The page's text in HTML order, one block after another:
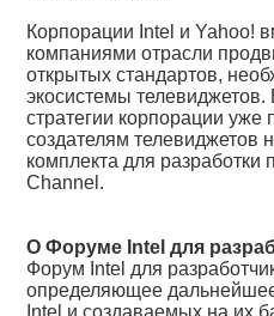
Корпорации Intel и Yahoo!
компаниями отрасли
открытых стандартов,
экосистемы
стратегии корпорации
создателям телевиджетов
комплекта для
Channel.
О Форуме Intel для
Форум Intel для
определяющее
Intel и создаваемых на их